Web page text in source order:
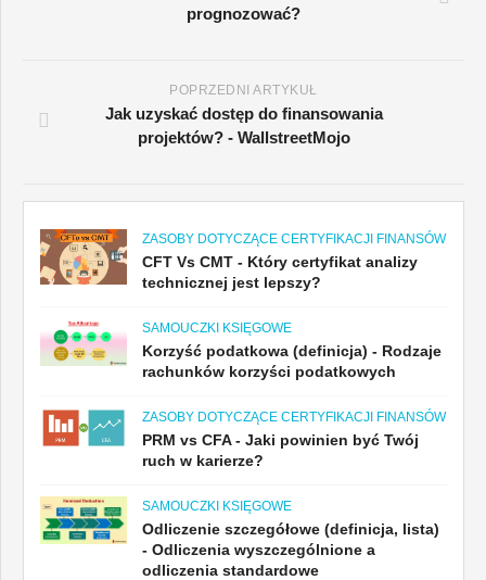
prognozować?
POPRZEDNI ARTYKUŁ
Jak uzyskać dostęp do finansowania
projektów? - WallstreetMojo
ZASOBY DOTYCZĄCE CERTYFIKACJI FINANSÓW
CFT Vs CMT - Który certyfikat analizy
technicznej jest lepszy?
SAMOUCZKI KSIĘGOWE
Korzyść podatkowa (definicja) - Rodzaje
rachunków korzyści podatkowych
ZASOBY DOTYCZĄCE CERTYFIKACJI FINANSÓW
PRM vs CFA - Jaki powinien być Twój
ruch w karierze?
SAMOUCZKI KSIĘGOWE
Odliczenie szczegółowe (definicja, lista)
- Odliczenia wyszczególnione a
odliczenia standardowe